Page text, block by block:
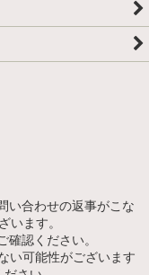
い合わせの返事がこな
います。
確認ください。
い可能性がございます